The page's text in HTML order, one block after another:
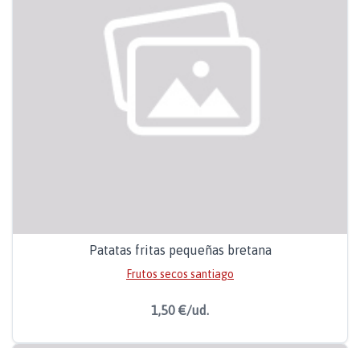
Patatas fritas pequeñas bretana
Frutos secos santiago
1,50 €/ud.